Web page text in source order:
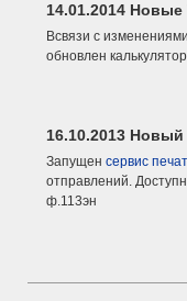
14.01.2014
Всвязи с
обновлен
16.10.2013
Запущен сервис
отправлений.
ф.113эн